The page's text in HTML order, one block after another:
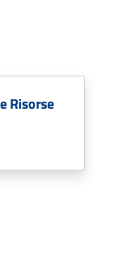
Risorse